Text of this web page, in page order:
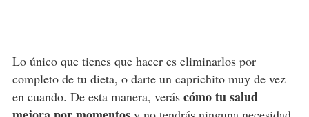
Lo único que tienes que hacer es eliminarlos por
completo de tu dieta, o darte un caprichito muy de vez
en cuando. De esta manera, verás cómo tu salud